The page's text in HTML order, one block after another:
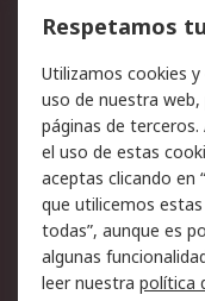
Cómo realizar
Facturación y
Ofertas
Legal
Aviso legal
Política sobre
Certificaciones
Respetamos
Utilizamos cookies
uso de nuestra
páginas de terceros.
el uso de estas
aceptas clicando en
que utilicemos estas
todas”, aunque es
algunas
leer nuestra política